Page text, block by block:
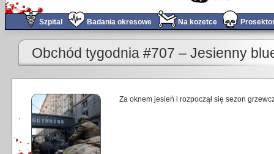
Szpital Badania okresowe Na kozetce
Obchód tygodnia #707 – Jesienny
Za oknem jesień i rozpoczął się sezon